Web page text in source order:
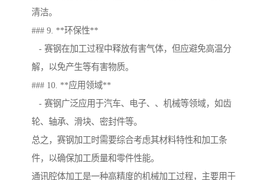
清洁。
### 9. **环保性**
- 赛钢在加工过程中释放有害气体，但应避免高温分
解，以免产生等有害物质。
### 10. **应用领域**
- 赛钢广泛应用于汽车、电子、、机械等领域，如齿
轮、轴承、滑块、密封件等。
总之，赛钢加工时需要综合考虑其材料特性和加工条
件，以确保加工质量和零件性能。
通讯腔体加工是一种高精度的机械加工过程，主要用于